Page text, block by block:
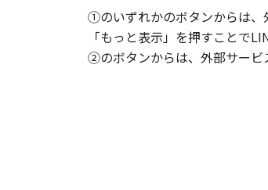
①のいずれかのボタンからは、
「もっと表示」を押すことで
②のボタンからは、外部サービ